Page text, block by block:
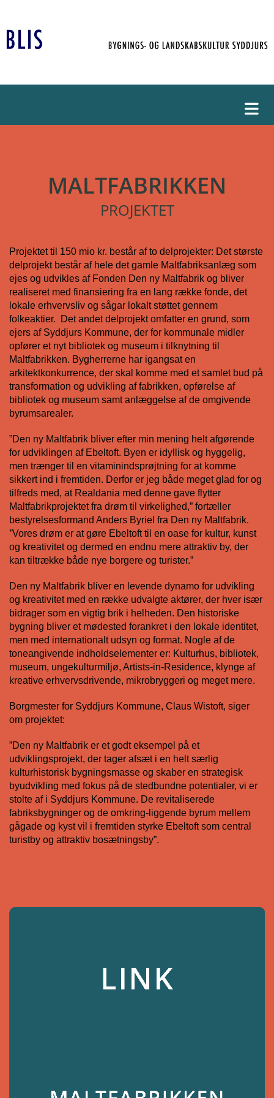
MALTFABRIKKEN
PROJEKTET
Projektet til 150 mio kr. består af to delprojekter: Det største
delprojekt består af hele det gamle Maltfabriksanlæg som
ejes og udvikles af Fonden Den ny Maltfabrik og bliver
realiseret med finansiering fra en lang række fonde, det
lokale erhvervsliv og sågar lokalt støttet gennem
folkeaktier. Det andet delprojekt omfatter en grund, som
ejers af Syddjurs Kommune, der for kommunale midler
opfører et nyt bibliotek og museum i tilknytning til
Maltfabrikken. Bygherrerne har igangsat en
arkitektkonkurrence, der skal komme med et samlet bud på
transformation og udvikling af fabrikken, opførelse af
bibliotek og museum samt anlæggelse af de omgivende
byrumsarealer.
”Den ny Maltfabrik bliver efter min mening helt afgørende
for udviklingen af Ebeltoft. Byen er idyllisk og hyggelig,
men trænger til en vitaminindsprøjtning for at komme
sikkert ind i fremtiden. Derfor er jeg både meget glad for og
tilfreds med, at Realdania med denne gave flytter
Maltfabrikprojektet fra drøm til virkelighed,” fortæller
bestyrelsesformand Anders Byriel fra Den ny Maltfabrik.
”Vores drøm er at gøre Ebeltoft til en oase for kultur, kunst
og kreativitet og dermed en endnu mere attraktiv by, der
kan tiltrække både nye borgere og turister.”
Den ny Maltfabrik bliver en levende dynamo for udvikling
og kreativitet med en række udvalgte aktører, der hver især
bidrager som en vigtig brik i helheden. Den historiske
bygning bliver et mødested forankret i den lokale identitet,
men med internationalt udsyn og format. Nogle af de
toneangivende indholdselementer er: Kulturhus, bibliotek,
museum, ungekulturmiljø, Artists-in-Residence, klynge af
kreative erhvervsdrivende, mikrobryggeri og meget mere.
Borgmester for Syddjurs Kommune, Claus Wistoft, siger
om projektet:
”Den ny Maltfabrik er et godt eksempel på et
udviklingsprojekt, der tager afsæt i en helt særlig
kulturhistorisk bygningsmasse og skaber en strategisk
byudvikling med fokus på de stedbundne potentialer, vi er
stolte af i Syddjurs Kommune. De revitaliserede
fabriksbygninger og de omkring-liggende byrum mellem
gågade og kyst vil i fremtiden styrke Ebeltoft som central
turistby og attraktiv bosætningsby”.